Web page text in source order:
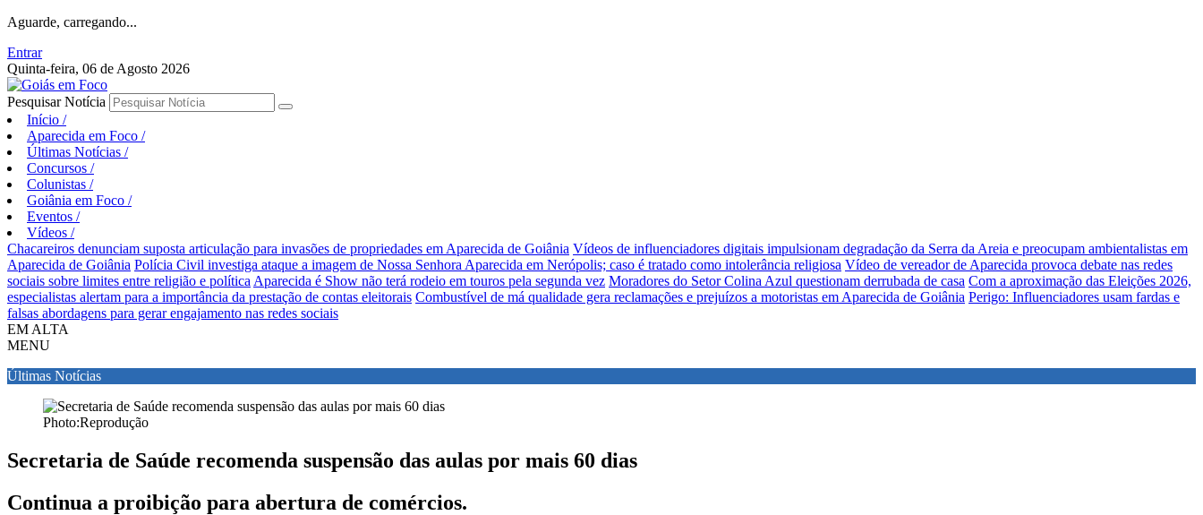
Aguarde, carregando...
Entrar
Quinta-feira, 06 de Agosto 2026
Pesquisar Notícia
Início /
Aparecida em Foco /
Últimas Notícias /
Concursos /
Colunistas /
Goiânia em Foco /
Eventos /
Vídeos /
Chacareiros denunciam suposta articulação para invasões de propriedades em Aparecida de Goiânia Vídeos de influenciadores digitais impulsionam degradação da Serra da Areia e preocupam ambientalistas em
Aparecida de Goiânia Polícia Civil investiga ataque a imagem de Nossa Senhora Aparecida em Nerópolis; caso é tratado como intolerância religiosa Vídeo de vereador de Aparecida provoca debate nas redes
sociais sobre limites entre religião e política Aparecida é Show não terá rodeio em touros pela segunda vez Moradores do Setor Colina Azul questionam derrubada de casa Com a aproximação das Eleições 2026,
especialistas alertam para a importância da prestação de contas eleitorais Combustível de má qualidade gera reclamações e prejuízos a motoristas em Aparecida de Goiânia Perigo: Influenciadores usam fardas e
falsas abordagens para gerar engajamento nas redes sociais
EM ALTA
MENU
Últimas Notícias
Photo:Reprodução
Secretaria de Saúde recomenda suspensão das aulas por mais 60 dias
Continua a proibição para abertura de comércios.